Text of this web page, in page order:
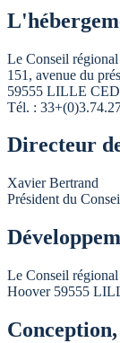
Le Conseil
151, avenue du
59555 LILLE
Tél. :
Directeur
Xavier Bertrand
Président du
Le Conseil
Hoover 59555